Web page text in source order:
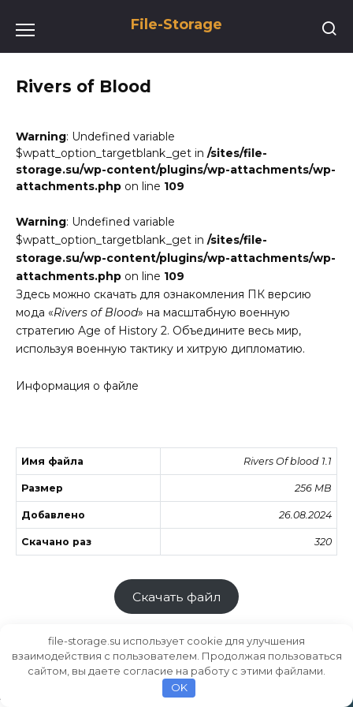
содержанию
File-Storage
Rivers of Blood
Warning: Undefined variable
$wpatt_option_targetblank_get in /sites/file-
storage.su/wp-content/plugins/wp-attachments/wp-
attachments.php on line 109
Warning: Undefined variable
$wpatt_option_targetblank_get in /sites/file-
storage.su/wp-content/plugins/wp-attachments/wp-
attachments.php on line 109
Здесь можно скачать для ознакомления ПК версию
мода «Rivers of Blood» на масштабную военную
стратегию Age of History 2. Объедините весь мир,
используя военную тактику и хитрую дипломатию.
Информация о файле
Имя файла Rivers Of blood 1.1
Размер 256 MB
Добавлено 26.08.2024
Скачано раз 320
Скачать файл
Хранилище файловMODS.SU
file-storage.su использует cookie для улучшения
взаимодействия с пользователем. Продолжая пользоваться
сайтом, вы даете согласие на работу с этими файлами.
OK